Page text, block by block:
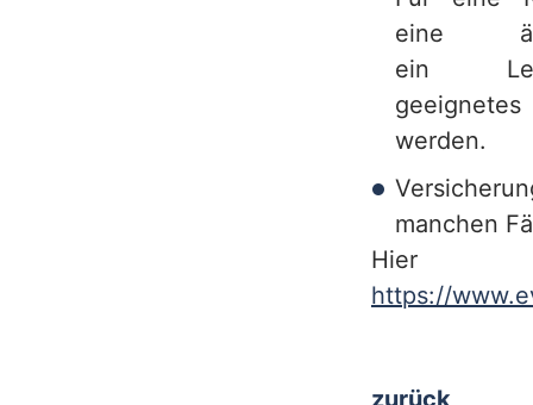
eine
ein
werden.
manchen
Hier
https://
zurück